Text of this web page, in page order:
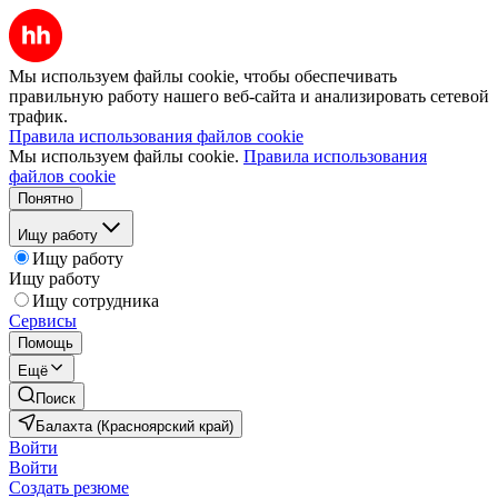
Мы используем файлы cookie, чтобы обеспечивать
правильную работу нашего веб-сайта и анализировать сетевой
трафик.
Правила использования файлов cookie
Мы используем файлы cookie. Правила использования
файлов cookie
Понятно
Ищу работу
Ищу работу
Ищу работу
Ищу сотрудника
Сервисы
Помощь
Ещё
Поиск
Балахта (Красноярский край)
Войти
Войти
Создать резюме